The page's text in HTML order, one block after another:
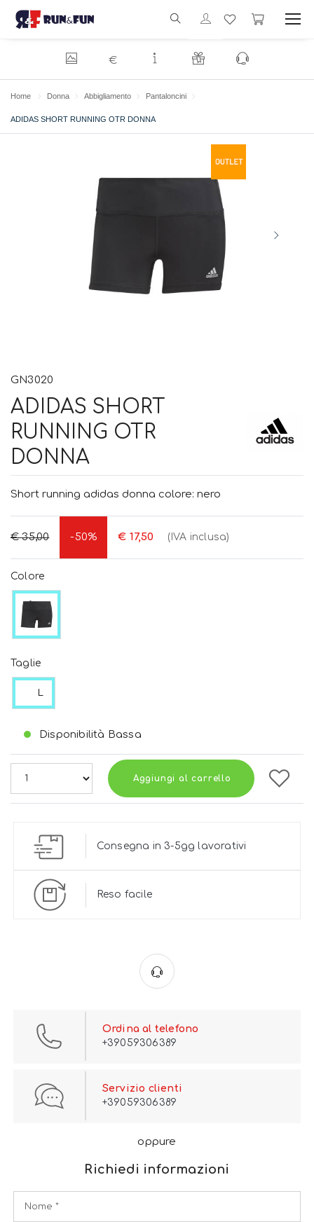
Home Donna Abbigliamento Pantaloncini
ADIDAS SHORT RUNNING OTR DONNA
€
GN3020
ADIDAS SHORT
RUNNING OTR
DONNA
Short running adidas donna colore: nero
€ 35,00 -50% € 17,50 (IVA inclusa)
Colore
Taglie
L
Disponibilità Bassa
Aggiungi al carrello
Consegna in 3-5gg lavorativi
Reso facile
Ordina al telefono
+39059306389
Servizio clienti
+39059306389
oppure
Richiedi informazioni